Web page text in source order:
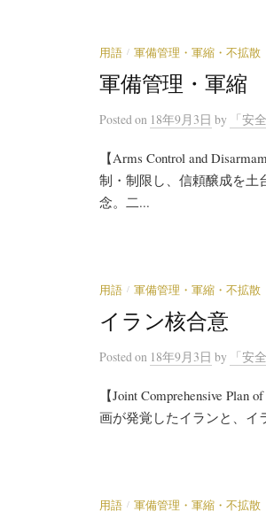
用語 / 軍備管理・軍縮・不拡散
軍備管理・軍縮
Postedon 18年9月3日 by 「安
【Arms Control and
制・制限し、信頼醸成を土
念。二...
用語 / 軍備管理・軍縮・不拡散
イラン核合意
Postedon 18年9月3日 by 「安
【Joint Comprehensive
画が発覚したイランと、イ
用語 / 軍備管理・軍縮・不拡散